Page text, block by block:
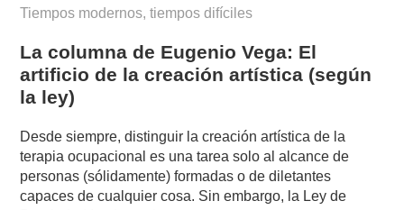
Tiempos modernos, tiempos difíciles
La columna de Eugenio Vega: El
artificio de la creación artística (según
la ley)
Desde siempre, distinguir la creación artística de la
terapia ocupacional es una tarea solo al alcance de
personas (sólidamente) formadas o de diletantes
capaces de cualquier cosa. Sin embargo, la Ley de